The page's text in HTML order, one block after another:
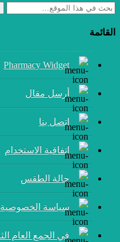
القائمة
Pharmacy Widget
أرسل مقال
إتصل بنا
اتفاقية الاستخدام
حالة الطقس
سياسة الخصوصية